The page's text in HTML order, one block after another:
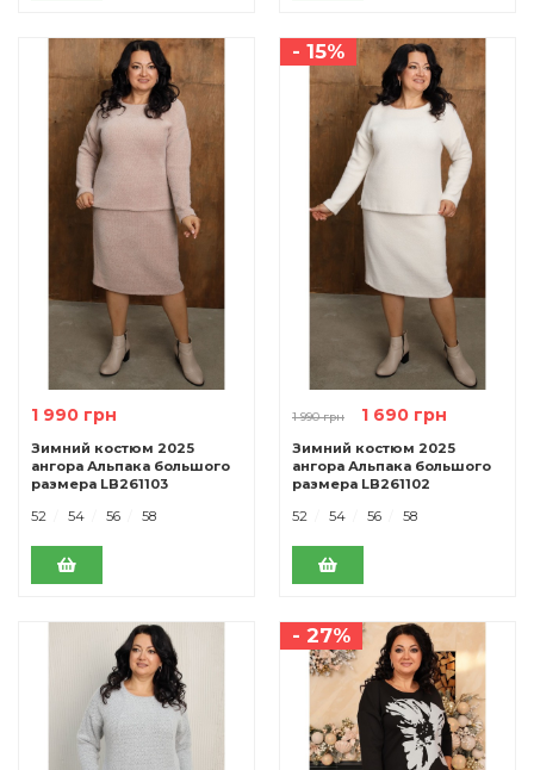
1 990 грн
Зимний костюм 2025
ангора Альпака большого
размера LB261103
52
54 56 58
- 15%
1 990 грн 1 690 грн
Зимний костюм 2025
ангора Альпака большого
размера LB261102
52
54 56 58
- 27%